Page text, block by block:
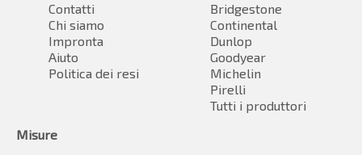
Contatti
Chi siamo
Impronta
Aiuto
Politica dei resi
Bridgestone
Continental
Dunlop
Goodyear
Michelin
Pirelli
Tutti i produttori
Misure